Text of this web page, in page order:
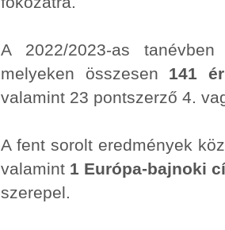
A 2022/2023-as
melyeken összesen 141
valamint 23 pontszerző 4.
A fent sorolt eredmények
valamint 1 Európa-bajnoki
szerepel.